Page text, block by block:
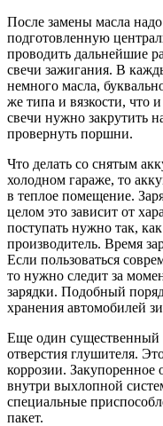
После замены масла
подготовленную
проводить дальнейшие
свечи зажигания. В
немного масла,
же типа и вязкости, что
свечи нужно закрутить
провернуть поршни.
Что делать со снятым
холодном гараже, то
в теплое помещение.
целом это зависит от
поступать нужно так,
производитель. Время
Если пользоваться
то нужно следит за
зарядки. Подобный
хранения автомобилей
Еще один
отверстия глушителя.
коррозии. Закупоренное
внутри выхлопной
специальные
пакет.